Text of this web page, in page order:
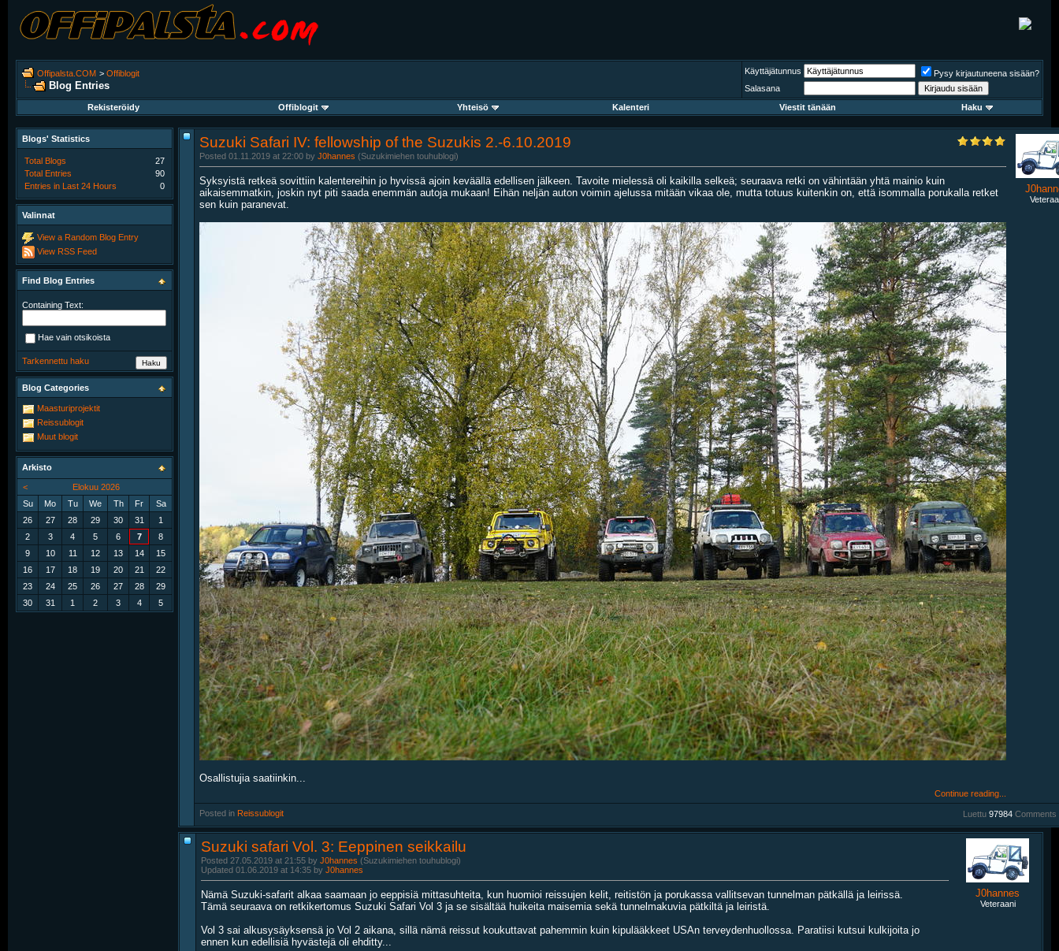
Offipalsta.COM > Offiblogit
Blog Entries
Käyttäjätunnus
Pysy kirjautuneena sisään?
Salasana
Rekisteröidy
Offiblogit Yhteisö Kalenteri Viestit tänään Haku
Suzuki Safari IV: fellowship of the Suzukis 2.-6.10.2019
Posted 01.11.2019 at 22:00 by J0hannes (Suzukimiehen touhublogi)
Syksyistä retkeä sovittiin kalentereihin jo hyvissä ajoin keväällä edellisen jälkeen. Tavoite mielessä oli kaikilla selkeä; seuraava retki on vähintään yhtä mainio kuin
aikaisemmatkin, joskin nyt piti saada enemmän autoja mukaan! Eihän neljän auton voimin ajelussa mitään vikaa ole, mutta totuus kuitenkin on, että isommalla porukalla retket
sen kuin paranevat.
Osallistujia saatiinkin...
Continue reading...
Posted in Reissublogit Luettu 97984 Comments
Suzuki safari Vol. 3: Eeppinen seikkailu
Posted 27.05.2019 at 21:55 by J0hannes (Suzukimiehen touhublogi)
Updated 01.06.2019 at 14:35 by J0hannes
Nämä Suzuki-safarit alkaa saamaan jo eeppisiä mittasuhteita, kun huomioi reissujen kelit, reitistön ja porukassa vallitsevan tunnelman pätkällä ja leirissä.
Tämä seuraava on retkikertomus Suzuki Safari Vol 3 ja se sisältää huikeita maisemia sekä tunnelmakuvia pätkiltä ja leiristä.
Vol 3 sai alkusysäyksensä jo Vol 2 aikana, sillä nämä reissut koukuttavat pahemmin kuin kipulääkkeet USAn terveydenhuollossa. Paratiisi kutsui kulkijoita jo
ennen kun edellisiä hyvästejä oli ehditty...
J0hannes
Veteraani
Blogs' Statistics
Total Blogs
27
Total Entries
90
Entries in Last 24 Hours
0
Valinnat
View a Random Blog Entry
View RSS Feed
Find Blog Entries
Containing Text:
Hae vain otsikoista
Tarkennettu haku
Blog Categories
Maasturiprojektit
Reissublogit
Muut blogit
Arkisto
<
Elokuu 2026
Su
Mo Tu We Th Fr
Sa
26
27 28 29 30 31
1
2
3 4 5 6 7
8
9
10 11 12 13 14
15
16
17 18 19 20 21
22
23
24 25 26 27 28
29
30
31 1 2 3 4 5